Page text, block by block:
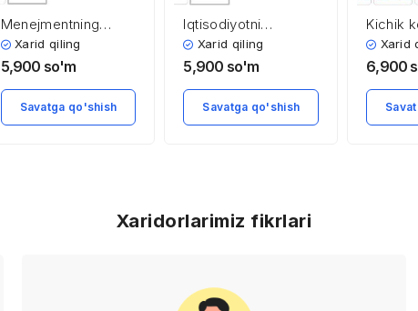
Menejmentning
rejallashtirish
funksiyasi
Xarid qiling
5,900 so'm
Savatga qo'shish
Iqtisodiyotni
modernizatsiyalash
sharoitida personalni
Xarid qiling
5,900 so'm
Savatga qo'shish
Kichik
Xarid
6,900
Xaridorlarimiz fikrlari